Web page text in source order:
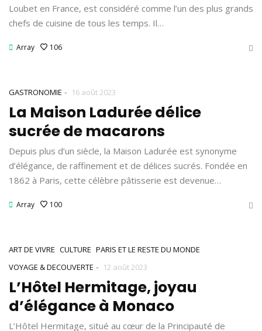
Loubet en France, est considéré comme l’un des plus grands
chefs de cuisine de tous les temps. Il…
Array 106
GASTRONOMIE - 16 août 2023
La Maison Ladurée délice
sucrée de macarons
Depuis plus d’un siècle, la Maison Ladurée est synonyme
d’élégance, de raffinement et de délices sucrés. Fondée en
1862 à Paris, cette célèbre pâtisserie est devenue…
Array 100
ART DE VIVRE CULTURE PARIS ET LE RESTE DU MONDE
VOYAGE & DECOUVERTE - 12 août 2023
L’Hôtel Hermitage, joyau
d’élégance à Monaco
L’Hôtel Hermitage, situé au cœur de la Principauté de